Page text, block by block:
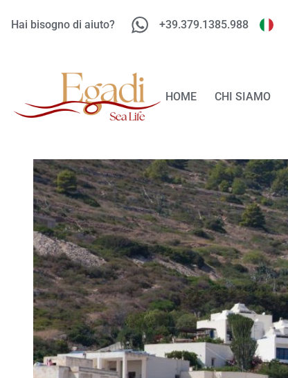
Hai bisogno di aiuto? +39.379.1385.988
HOME CHI SIAMO